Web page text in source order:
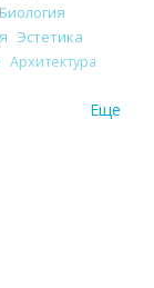
Биология
Эстетика
Архитектура
Еще